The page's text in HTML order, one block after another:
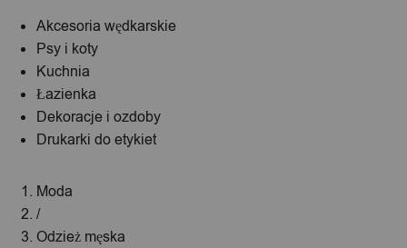
Akcesoria wędkarskie
Psy i koty
Kuchnia
Łazienka
Dekoracje i ozdoby
Drukarki do etykiet
Moda
/
Odzież męska